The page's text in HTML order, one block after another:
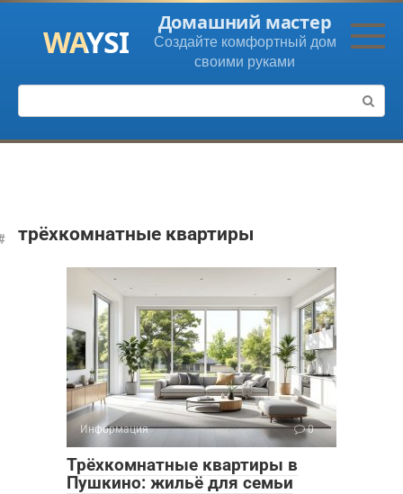
Перейти
контенту
Домашний мастер
Создайте комфортный дом
своими руками
Поиск:
трёхкомнатные квартиры
Информация 0
Трёхкомнатные квартиры в
Пушкино: жильё для семьи